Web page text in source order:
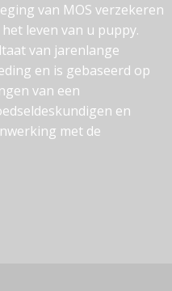
van MOS verzekeren
leven van u puppy.
van jarenlange
en is gebaseerd op
van een
en
met de